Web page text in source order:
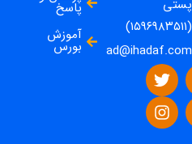
پستی
(۱۵۹۶۹۸۳۵۱۱)
ad@ihadaf.com
پاسخ
آموزش
بورس